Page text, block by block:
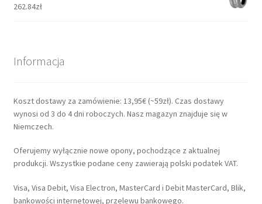
262.84zł
Informacja
Koszt dostawy za zamówienie: 13,95€ (~59zł). Czas dostawy
wynosi od 3 do 4 dni roboczych. Nasz magazyn znajduje się w
Niemczech.
Oferujemy wyłącznie nowe opony, pochodzące z aktualnej
produkcji. Wszystkie podane ceny zawierają polski podatek VAT.
Visa, Visa Debit, Visa Electron, MasterCard i Debit MasterCard, Blik,
bankowości internetowej, przelewu bankowego.